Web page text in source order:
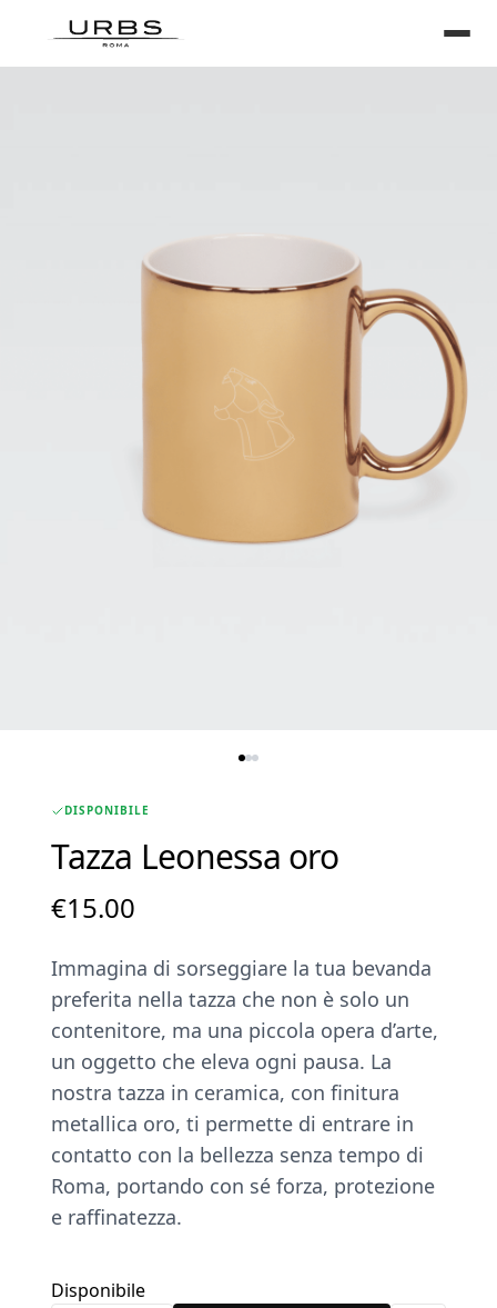
DISPONIBILE
Tazza Leonessa oro
€15.00
Immagina di sorseggiare la tua bevanda
preferita nella tazza che non è solo un
contenitore, ma una piccola opera d’arte,
un oggetto che eleva ogni pausa. La
nostra tazza in ceramica, con ﬁnitura
metallica oro, ti permette di entrare in
contatto con la bellezza senza tempo di
Roma, portando con sé forza, protezione
e raffinatezza.
Disponibile